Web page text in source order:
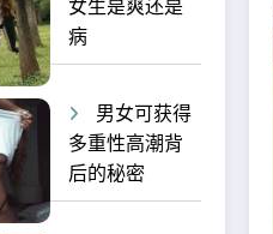
女生是爽还是
病
男女可获得
多重性高潮背
后的秘密